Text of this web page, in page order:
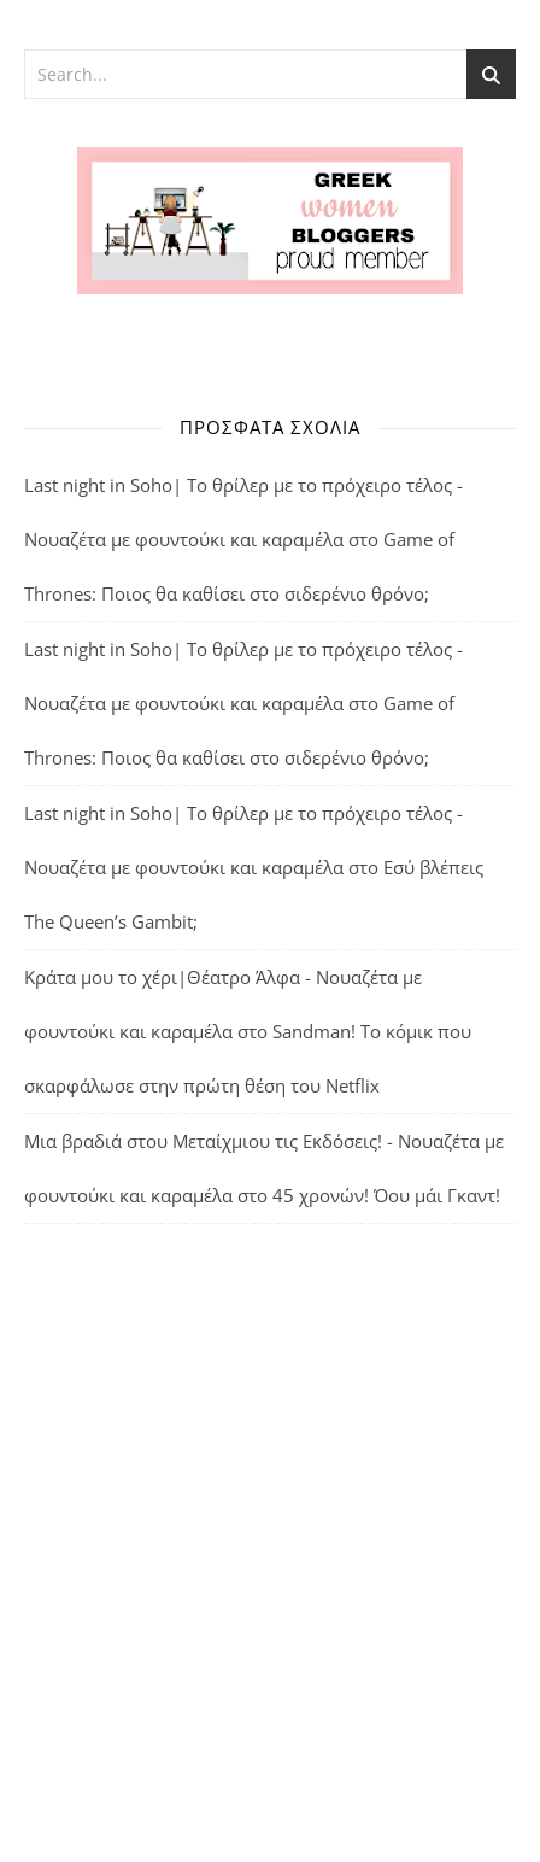
ΠΡΌΣΦΑΤΑ ΣΧΌΛΙΑ
Last night in Soho| Το θρίλερ με το πρόχειρο τέλος -
Νουαζέτα με φουντούκι και καραμέλα στο Game of
Thrones: Ποιος θα καθίσει στο σιδερένιο θρόνο;
Last night in Soho| Το θρίλερ με το πρόχειρο τέλος -
Νουαζέτα με φουντούκι και καραμέλα στο Game of
Thrones: Ποιος θα καθίσει στο σιδερένιο θρόνο;
Last night in Soho| Το θρίλερ με το πρόχειρο τέλος -
Νουαζέτα με φουντούκι και καραμέλα στο Εσύ βλέπεις
The Queen’s Gambit;
Κράτα μου το χέρι|Θέατρο Άλφα - Νουαζέτα με
φουντούκι και καραμέλα στο Sandman! Το κόμικ που
σκαρφάλωσε στην πρώτη θέση του Netflix
Μια βραδιά στου Μεταίχμιου τις Εκδόσεις! - Νουαζέτα με
φουντούκι και καραμέλα στο 45 χρονών! Όου μάι Γκαντ!